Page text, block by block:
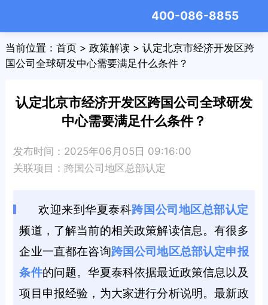
400-086-8855
当前位置： 首页> 政策解读> 认定北京市经济开发区跨
国公司全球研发中心需要满足什么条件？
认定北京市经济开发区跨国公司全球研发
中心需要满足什么条件？
发布时间：2025年06月05日 09:16:00
关联项目： 跨国公司地区总部认定
欢迎来到华夏泰科跨国公司地区总部认定
频道，了解当前的相关政策解读信息。有很多
企业一直都在咨询跨国公司地区总部认定申报
条件的问题。华夏泰科依据最近政策信息以及
项目申报经验，为大家进行分析说明。最新政